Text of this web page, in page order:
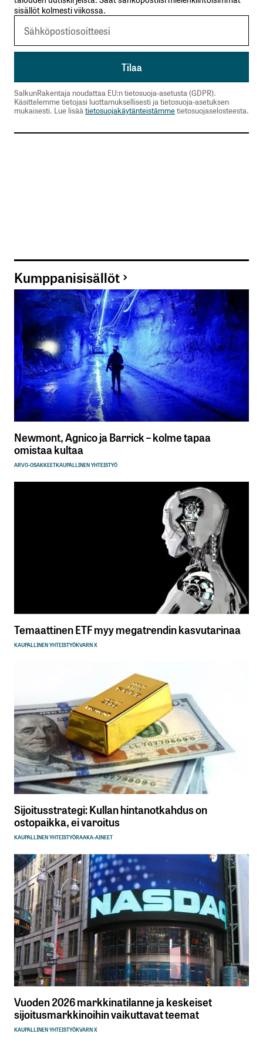
sisällöt kolmesti viikossa.
SalkunRakentaja noudattaa EU:n tietosuoja-asetusta (GDPR).
Käsittelemme tietojasi luottamuksellisesti ja tietosuoja-asetuksen
mukaisesti. Lue lisää tietosuojakäytänteistämmetietosuojaselosteesta.
Kumppanisisällöt
Newmont, Agnico ja Barrick – kolme tapaa
omistaa kultaa
ARVO-OSAKKEETKAUPALLINEN YHTEISTYÖ
Temaattinen ETF myy megatrendin kasvutarinaa
KAUPALLINEN YHTEISTYÖKVARN X
Sijoitusstrategi: Kullan hintanotkahdus on
ostopaikka, ei varoitus
KAUPALLINEN YHTEISTYÖRAAKA-AINEET
Vuoden 2026 markkinatilanne ja keskeiset
sijoitusmarkkinoihin vaikuttavat teemat
KAUPALLINEN YHTEISTYÖKVARN X